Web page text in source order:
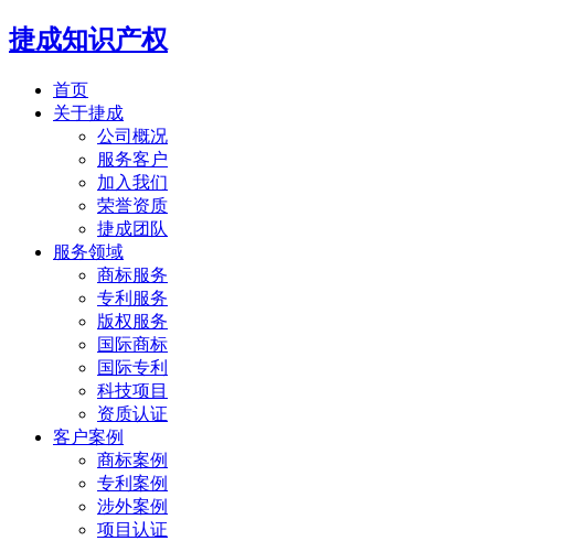
捷成知识产权
首页
关于捷成
公司概况
服务客户
加入我们
荣誉资质
捷成团队
服务领域
商标服务
专利服务
版权服务
国际商标
国际专利
科技项目
资质认证
客户案例
商标案例
专利案例
涉外案例
项目认证